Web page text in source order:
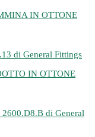
IN OTTONE
IN OTTONE